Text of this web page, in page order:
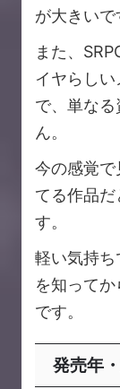
が大きいで
また、
イヤらし
で、単な
ん。
今の感覚
てる作品
す。
軽い気持
を知って
です。
発売年